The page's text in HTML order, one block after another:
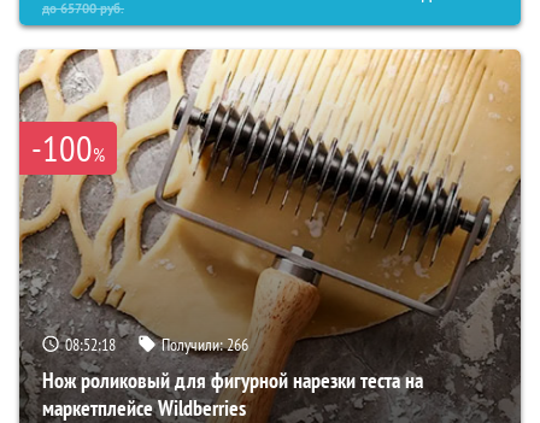
до65700руб.
-100%
08:52:17 Получили:266
Нож роликовый для фигурной нарезки теста на
маркетплейсе Wildberries